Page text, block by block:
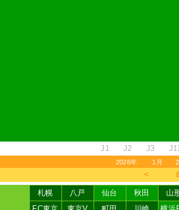
J1 J2 J3 J1
2026年 1月
＜
札幌 八戸 仙台 秋田 山